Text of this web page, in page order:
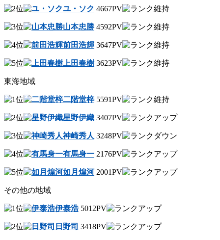
ユ・ソク 4667PV
山本忠勝 4592PV
前田浩輝 3647PV
上田春樹 3623PV
東海地域
二階堂梓5591PV
星野伊織 3407PV
神崎秀人 3248PV
有馬身一 2176PV
如月煌河 2001PV
その他の地域
伊泰浩5012PV
日野司 3418PV